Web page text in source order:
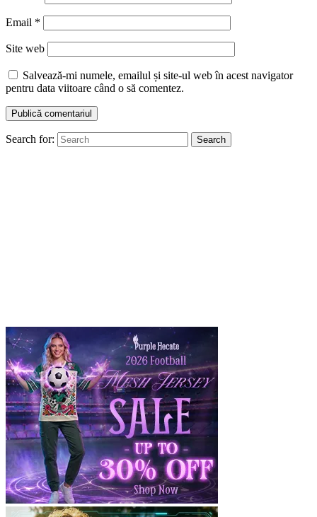
Email *
Site web
Salvează-mi numele, emailul și site-ul web în acest navigator
pentru data viitoare când o să comentez.
Search for: Search